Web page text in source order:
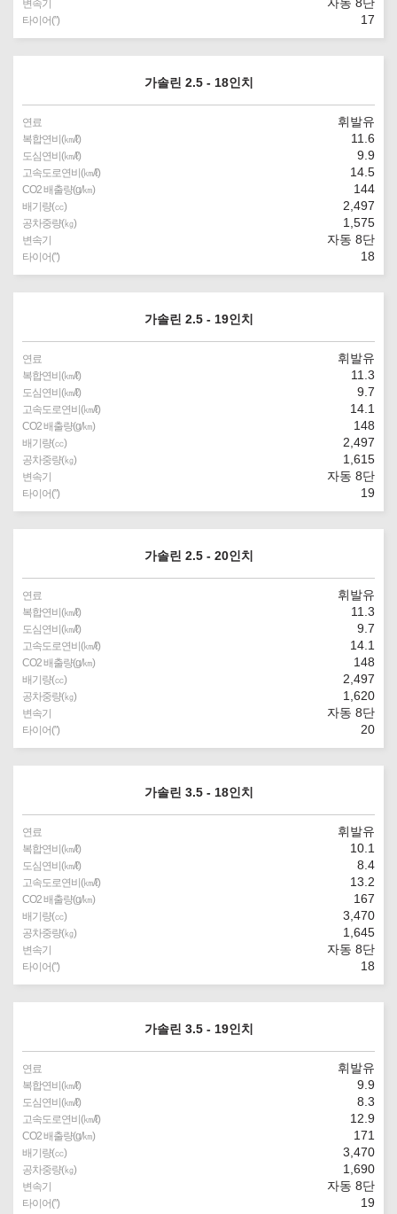
변속기
타이어(″) 17
가솔린 2.5 - 18인치
연료 휘발유
복합연비(㎞/ℓ) 11.6
도심연비(㎞/ℓ) 9.9
고속도로연비(㎞/ℓ) 14.5
CO2 배출량(g/㎞) 144
배기량(㏄) 2,497
공차중량(㎏) 1,575
변속기 자동 8단
타이어(″) 18
가솔린 2.5 - 19인치
연료 휘발유
복합연비(㎞/ℓ) 11.3
도심연비(㎞/ℓ) 9.7
고속도로연비(㎞/ℓ) 14.1
CO2 배출량(g/㎞) 148
배기량(㏄) 2,497
공차중량(㎏) 1,615
변속기 자동 8단
타이어(″) 19
가솔린 2.5 - 20인치
연료 휘발유
복합연비(㎞/ℓ) 11.3
도심연비(㎞/ℓ) 9.7
고속도로연비(㎞/ℓ) 14.1
CO2 배출량(g/㎞) 148
배기량(㏄) 2,497
공차중량(㎏) 1,620
변속기 자동 8단
타이어(″) 20
가솔린 3.5 - 18인치
연료 휘발유
복합연비(㎞/ℓ) 10.1
도심연비(㎞/ℓ) 8.4
고속도로연비(㎞/ℓ) 13.2
CO2 배출량(g/㎞) 167
배기량(㏄) 3,470
공차중량(㎏) 1,645
변속기 자동 8단
타이어(″) 18
가솔린 3.5 - 19인치
연료 휘발유
복합연비(㎞/ℓ) 9.9
도심연비(㎞/ℓ) 8.3
고속도로연비(㎞/ℓ) 12.9
CO2 배출량(g/㎞) 171
배기량(㏄) 3,470
공차중량(㎏) 1,690
변속기 자동 8단
타이어(″) 19